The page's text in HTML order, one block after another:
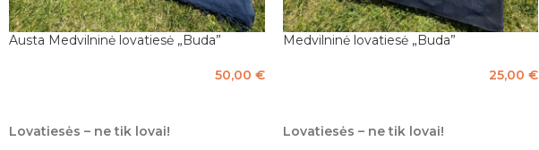
Austa Medvilninė lovatiesė „Buda”
50,00 €
Lovatiesės – ne tik lovai!
Medvilninė lovatiesė „Buda”
25,00 €
Lovatiesės – ne tik lovai!